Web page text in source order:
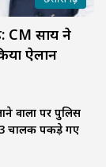
CM साय ने
ऐलान
वालों पर पुलिस
3 चालक पकड़े गए